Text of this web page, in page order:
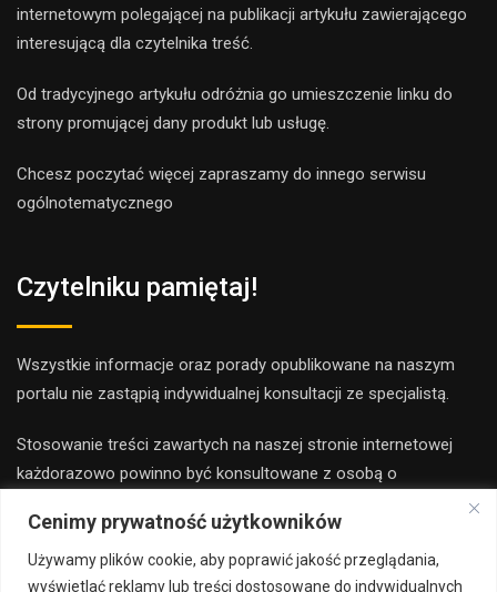
Cenimy prywatność użytkowników
Używamy plików cookie, aby poprawić jakość przeglądania,
wyświetlać reklamy lub treści dostosowane do indywidualnych
internetowym polegającej na publikacji artykułu zawierającego
interesującą dla czytelnika treść.
Od tradycyjnego artykułu odróżnia go umieszczenie linku do
strony promującej dany produkt lub usługę.
Chcesz poczytać więcej zapraszamy do innego serwisu
ogólnotematycznego
Czytelniku pamiętaj!
Wszystkie informacje oraz porady opublikowane na naszym
portalu nie zastąpią indywidualnej konsultacji ze specjalistą.
Stosowanie treści zawartych na naszej stronie internetowej
każdorazowo powinno być konsultowane z osobą o
Redakcja i wydawca portalu nie ponoszą odpowiedzialności ze
stosowania porad zamieszczanych na stronie.